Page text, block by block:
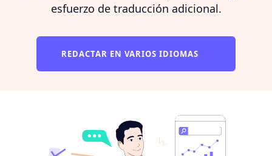
esfuerzo de traducción adicional.
REDACTAR EN VARIOS IDIOMAS